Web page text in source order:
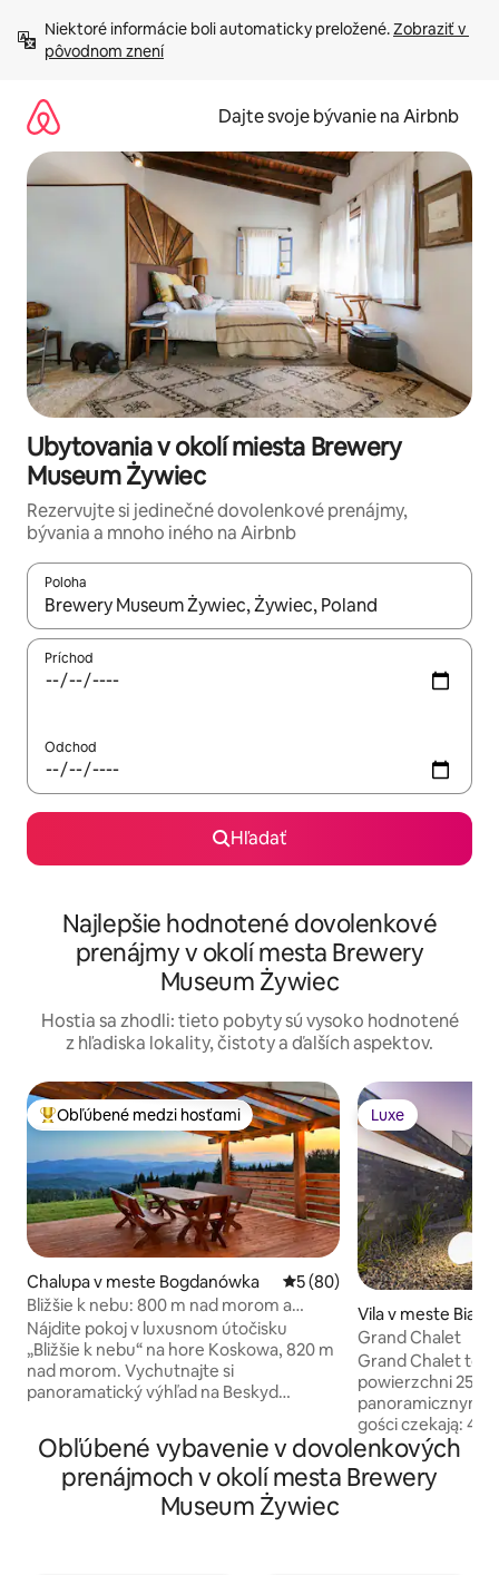
obsah.
Niektoré informácie boli automaticky preložené. Zobraziť v
pôvodnom znení
Dajte svoje bývanie na Airbnb
Ubytovania v okolí miesta Brewery
Museum Żywiec
Rezervujte si jedinečné dovolenkové prenájmy,
bývania a mnoho iného na Airbnb
Poloha
Keď budú výsledky k dispozícii, môžete si ich prechádzať
Príchod
Odchod
Hľadať
Najlepšie hodnotené dovolenkové
prenájmy v okolí mesta Brewery
Museum Żywiec
Hostia sa zhodli: tieto pobyty sú vysoko hodnotené
z hľadiska lokality, čistoty a ďalších aspektov.
Najobľúbenejšie medzi hosťami
Obľúbené medzi hosťami
Chalupa v meste Bogdanówka Priemerné ohodnotenie 5
5 (80)
Bližšie k nebu: 800 m nad morom a
vonkajšie kúpele
Nájdite pokoj v luxusnom útočisku
„Bližšie k nebu“ na hore Koskowa, 820 m
nad morom. Vychutnajte si
panoramatický výhľad na Beskyd
Toto ekologické bývanie s rozlohou 88 m
² je obklopené súkromným pozemkom s
rozlohou 2 300 m ². Odpočiňte si v
celoročnom vonkajšom vírivke pre 5
osôb bez chlóru s 2 polohovacími
Luxe
Luxe
Vila v meste Biały
Grand Chalet
Grand Chalet to
powierzchni 250
panoramicznym
gości czekają: 4 klimatyzowane sypialnie,
4 łazienki, jacuzzi
gier z bilardem i
gabinet do pracy
Obľúbené vybavenie v dovolenkových
prenájmoch v okolí mesta Brewery
Museum Żywiec